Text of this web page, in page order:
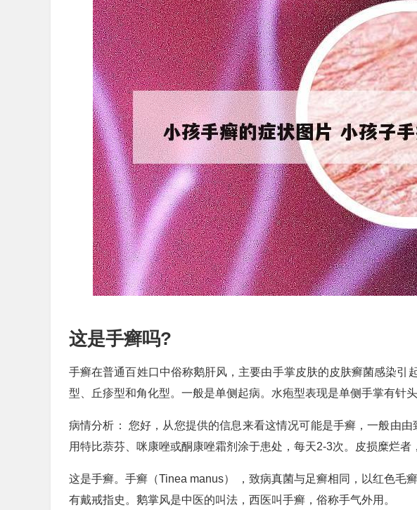
这是手癣吗?
手癣在普通百姓口中俗称鹅肝风，主要由手掌皮肤的皮肤癣菌感染引
型、丘疹型和角化型。一般是单侧起病。水疱型表现是单侧手掌有针头
病情分析： 您好，从您提供的信息来看这情况可能是手癣，一般由
用特比萘芬、咪康唑或酮康唑霜剂涂于患处，每天2-3次。皮损糜烂者
这是手癣。手癣（Tinea manus） ，致病真菌与足癣相同，以红色毛
有戴戒指史。鹅掌风是中医的叫法，西医叫手癣，俗称手气外用。